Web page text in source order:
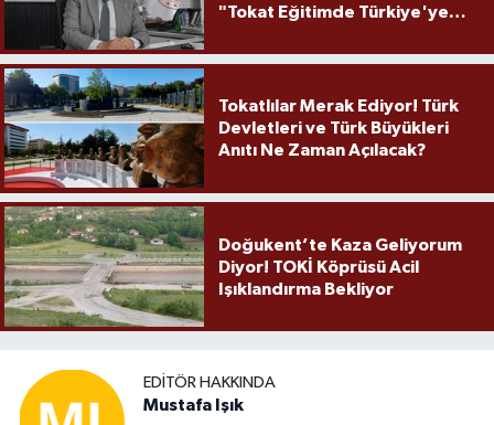
"Tokat Eğitimde Türkiye'ye
Tokatlılar Merak Ediyor! Türk
Devletleri ve Türk Büyükleri
Anıtı Ne Zaman Açılacak?
Doğukent’te Kaza Geliyorum
Diyor! TOKİ Köprüsü Acil
Işıklandırma Bekliyor
EDITÖR HAKKINDA
Mustafa Işık